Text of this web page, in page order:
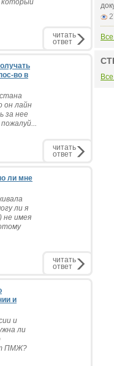
который
читать
ответ
во в
он лайн
за нее
читать
ответ
ли мне
ли я
не имея
читать
ответ
и
и
ли
ПМЖ?